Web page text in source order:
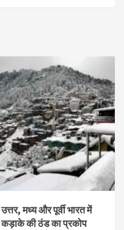
उत्तर, मध्य और पूर्वी भारत में
कड़ाके की ठंड का प्रकोप